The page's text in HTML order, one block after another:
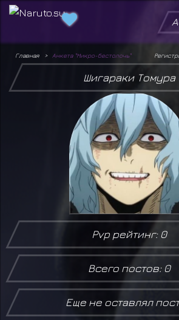
Главная Анкета "Микро-бестолочь"
Шигараки Томура
Pvp рейтинг: 0
Всего постов: 0
Еще не оставлял